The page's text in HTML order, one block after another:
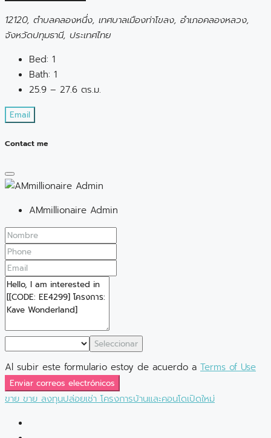
12120, ตำบลคลองหนึ่ง, เทศบาลเมืองท่าโขลง, อำเภอคลองหลวง,
จังหวัดปทุมธานี, ประเทศไทย
Bed: 1
Bath: 1
25.9 – 27.6 ตร.ม.
Email
Contact me
AMmillionaire Admin
Seleccionar
Al subir este formulario estoy de acuerdo a Terms of Use
Enviar correos electrónicos
ขาย ขาย ลงทุนปล่อยเช่า โครงการบ้านและคอนโดเปิดใหม่